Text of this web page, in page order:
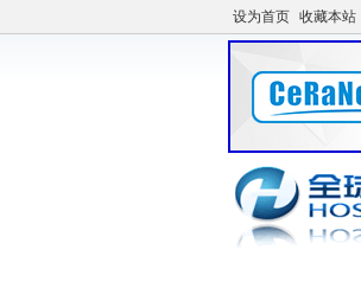
设为首页 收藏本站